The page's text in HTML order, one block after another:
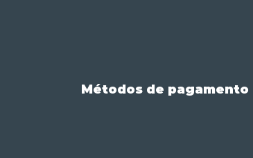
Métodos de pagamento